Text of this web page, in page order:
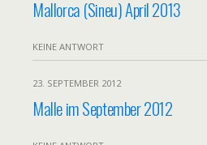
Mallorca (Sineu) April 2013
KEINE ANTWORT
23. SEPTEMBER 2012
Malle im September 2012